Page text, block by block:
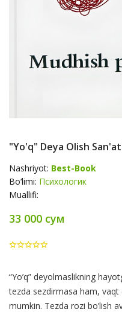
"Yo'q" Deya Olish
Nashriyot: Best-Book
Bo‘limi: Психологик
Muallifi:
33 000 сум
Product
Summery
“Yo’q” deyolmaslikning
tezda sezdirmasa ham, vaqt
mumkin. Tezda rozi bo’lish